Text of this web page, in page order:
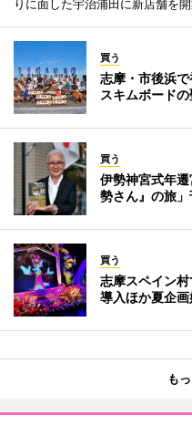
りに面した宇治浦田に新店舗を開
買う
志摩・市後浜
スキムボード
買う
伊勢神宮式年
勢さん』の旅
買う
志摩スペイン
導入ほか夏企画
も